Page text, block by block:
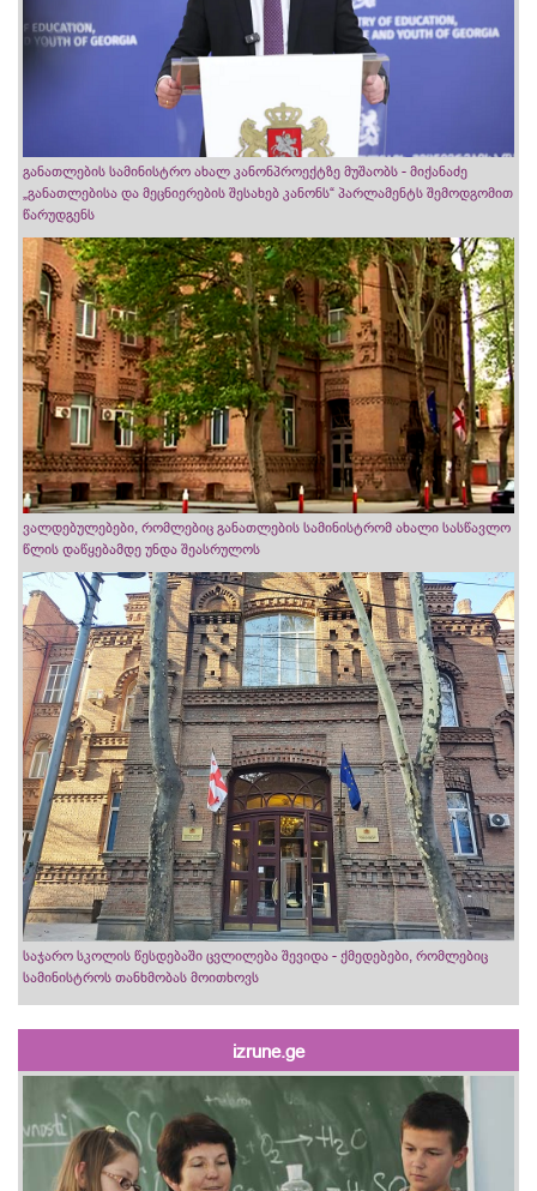
განათლების სამინისტრო ახალ კანონპროექტზე მუშაობს - მიქანაძე
„განათლებისა და მეცნიერების შესახებ კანონს“ პარლამენტს შემოდგომით
წარუდგენს
ვალდებულებები, რომლებიც განათლების სამინისტრომ ახალი სასწავლო
წლის დაწყებამდე უნდა შეასრულოს
საჯარო სკოლის წესდებაში ცვლილება შევიდა - ქმედებები, რომლებიც
სამინისტროს თანხმობას მოითხოვს
izrune.ge